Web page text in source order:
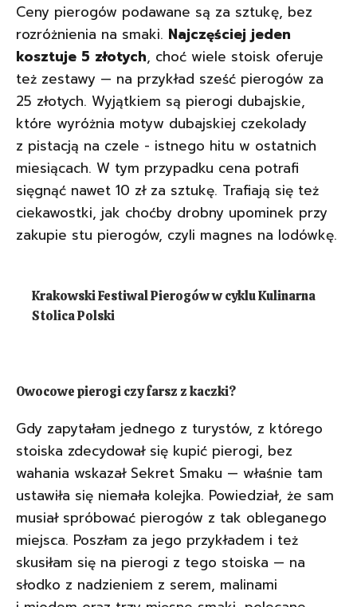
Ceny pierogów podawane są za sztukę, bez
rozróżnienia na smaki. Najczęściej jeden
kosztuje 5 złotych, choć wiele stoisk oferuje
też zestawy — na przykład sześć pierogów za
25 złotych. Wyjątkiem są pierogi dubajskie,
które wyróżnia motyw dubajskiej czekolady
z pistacją na czele - istnego hitu w ostatnich
miesiącach. W tym przypadku cena potrafi
sięgnąć nawet 10 zł za sztukę. Trafiają się też
ciekawostki, jak choćby drobny upominek przy
zakupie stu pierogów, czyli magnes na lodówkę.
Krakowski Festiwal Pierogów w cyklu Kulinarna
Stolica Polski
Owocowe pierogi czy farsz z kaczki?
Gdy zapytałam jednego z turystów, z którego
stoiska zdecydował się kupić pierogi, bez
wahania wskazał Sekret Smaku — właśnie tam
ustawiła się niemała kolejka. Powiedział, że sam
musiał spróbować pierogów z tak obleganego
miejsca. Poszłam za jego przykładem i też
skusiłam się na pierogi z tego stoiska — na
słodko z nadzieniem z serem, malinami